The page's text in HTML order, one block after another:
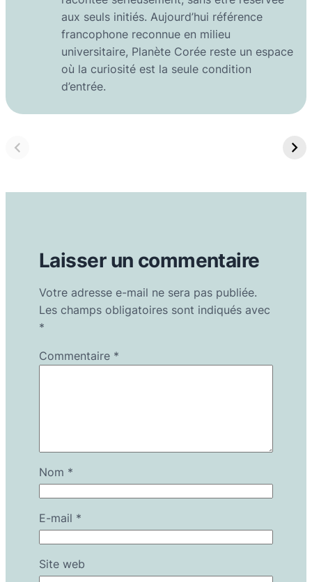
aux seuls initiés. Aujourd’hui référence
francophone reconnue en milieu
universitaire, Planète Corée reste un espace
où la curiosité est la seule condition
d’entrée.
Laisser un commentaire
Votre adresse e-mail ne sera pas publiée.
Les champs obligatoires sont indiqués avec
*
Commentaire *
Nom *
E-mail *
Site web